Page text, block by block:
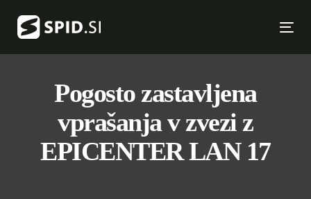
links
Pogosto zastavljena
vprašanja v zvezi z
EPICENTER LAN 17